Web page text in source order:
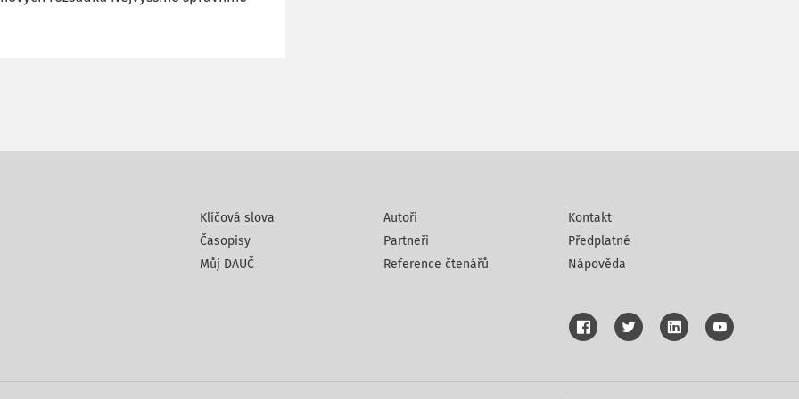
Klíčová slova
Časopisy
Můj DAUČ
Autoři
Partneři
Reference čtenářů
Kontakt
Předplatné
Nápověda